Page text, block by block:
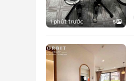
1 phút trước 5